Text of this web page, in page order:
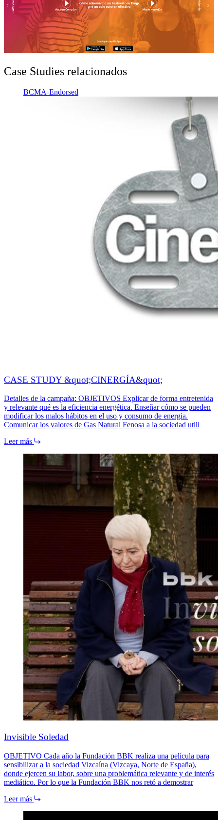
Case Studies relacionados
BCMA-Endorsed
CASE STUDY &quot;CINERGÍA&quot;
Detalles de la campaña: OBJETIVOS Explicar de forma entretenida
y relevante qué es la eficiencia energética. Enseñar cómo se pueden
modificar los malos hábitos en el uso y consumo de energía.
Comunicar los valores de Gas Natural Fenosa a la sociedad utili
Leer más
Invisible Soledad
OBJETIVO Cada año la Fundación BBK realiza una película para
sensibilizar a la sociedad Vizcaína (Vizcaya, Norte de España),
donde ejercen su labor, sobre una problemática relevante y de interés
mediático. Por lo que la Fundación BBK nos retó a demostrar
Leer más